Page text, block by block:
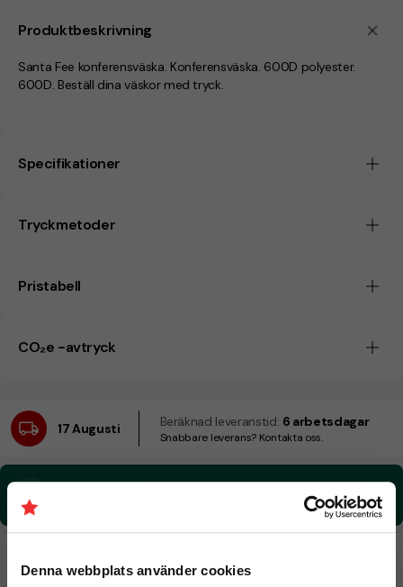
Denna webbplats använder cookies
Produktbeskrivning
Santa Fee konferensväska. Konferensväska. 600D polyester.
600D. Beställ dina väskor med tryck.
Specifikationer
Tryckmetoder
Pristabell
CO₂e -avtryck
17 Augusti Beräknad leveranstid: 6 arbetsdagar
Snabbare leverans? Kontakta oss.
CO₂e -avtryck: